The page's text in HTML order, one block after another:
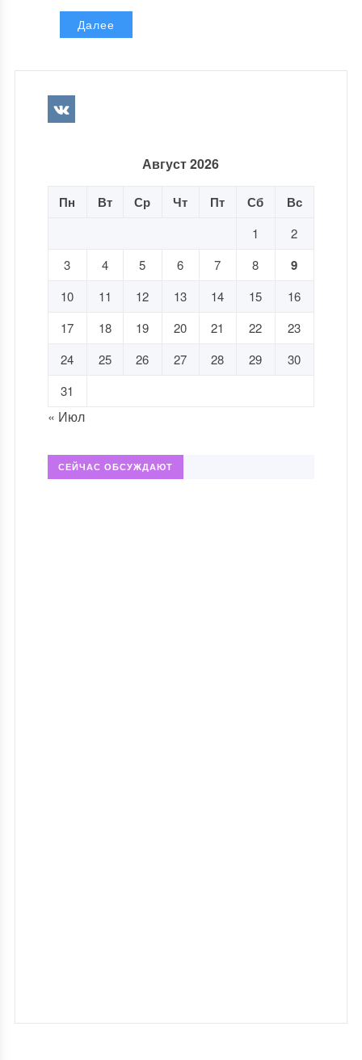
Далее
Август 2026
Пн Вт Ср Чт Пт Сб Вс
1
2
3
4 5 6 7 8 9
10 11 12 13 14 15
16
17
18 19 20 21 22
23
24
25 26 27 28 29
30
31
« Июл
СЕЙЧАС ОБСУЖДАЮТ